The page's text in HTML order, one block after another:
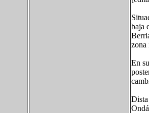
baja
zona
En